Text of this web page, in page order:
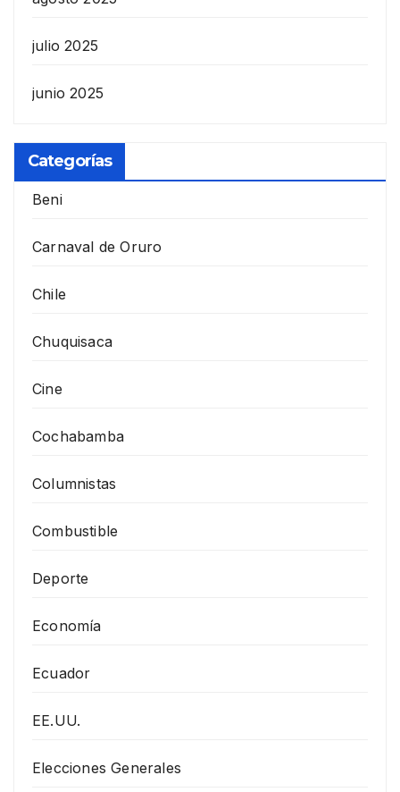
julio 2025
junio 2025
Categorías
Beni
Carnaval de Oruro
Chile
Chuquisaca
Cine
Cochabamba
Columnistas
Combustible
Deporte
Economía
Ecuador
EE.UU.
Elecciones Generales